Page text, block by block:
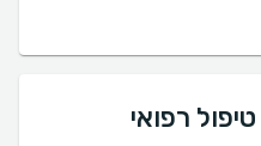
רפואי